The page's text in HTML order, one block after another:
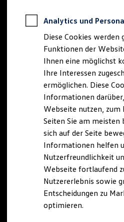
ProfiPartner für
Finanzierung
Für Privatkunden
Für Gewerbekunden
Leasing
Für Privatkunden
Für
Versicherungen &
Garantien
Kfz-Versicherung
Wartungsverträge
Besitzer & Service
Reparatur & Service
Sommer-Special
Reparatur, Pflege
Servicetermin
Service-Vorteile
ServicePlus
Economy Service
Räder & Reifen
Neuen California
Analytics und
Diese Cookies werden
Funktionen der
Ihnen eine möglichst
Ihre Interessen
ermöglichen. Diese
Informationen
Webseite nutzen, zum
Seiten Sie am meisten
sich auf der Seite
Informationen helfen
Nutzerfreundlichkeit
Webseite fortlaufend
Nutzererlebnis sowie
Entscheidungen zu
optimieren.